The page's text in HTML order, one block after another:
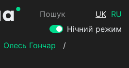
Пошук UK RU
Нічний режим
Олесь Гончар
/